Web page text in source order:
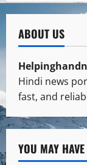
ABOUT US
Hindi news
fast, and
YOU MAY